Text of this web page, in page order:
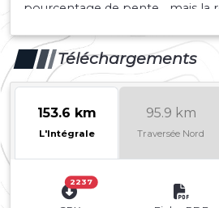
pourcentage de pente… mais la
panoramiques et une ambiance
garantie.Un parcours pour les
pied montagnard !
Téléchargements
153.6 km
L'Intégrale
95.9 km
Traversée Nord
2237